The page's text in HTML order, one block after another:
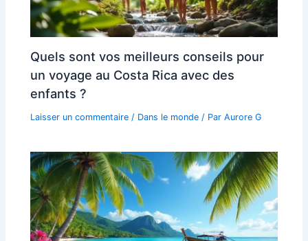
Quels sont vos meilleurs conseils pour
un voyage au Costa Rica avec des
enfants ?
Laisser un commentaire / Dans le monde / ParAurore G